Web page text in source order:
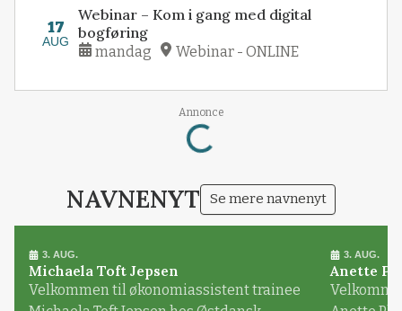
17
AUG
Webinar – Kom i gang med digital
bogføring
mandag Webinar - ONLINE
Annonce
Loading...
NAVNENYT Se mere navnenyt
3. AUG.
Michaela Toft Jepsen
Velkommen til økonomiassistent trainee
3. AUG.
Anette